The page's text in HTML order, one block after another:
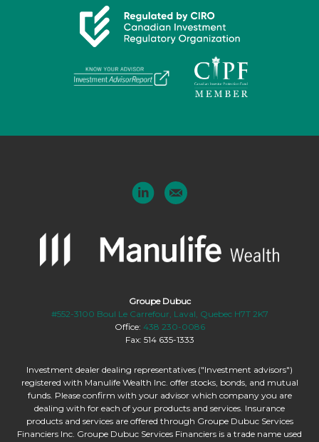
Groupe Dubuc
#552-3100 Boul Le Carrefour, Laval, Quebec H7T 2K7
Office: 438 230-0086
Fax: 514 635-1333
Investment dealer dealing representatives ("Investment advisors")
registered with Manulife Wealth Inc. offer stocks, bonds, and mutual
funds. Please confirm with your advisor which company you are
dealing with for each of your products and services. Insurance
products and services are offered through Groupe Dubuc Services
Financiers Inc. Groupe Dubuc Services Financiers is a trade name used